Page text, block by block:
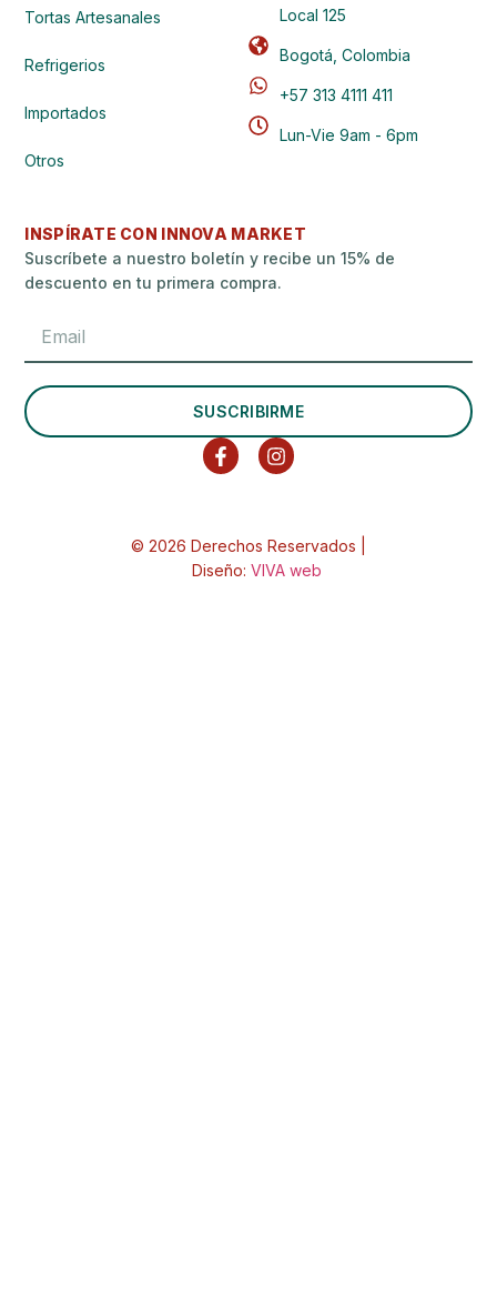
Tortas Artesanales
Refrigerios
Importados
Otros
Local 125
Bogotá, Colombia
+57 313 4111 411
Lun-Vie 9am - 6pm
INSPÍRATE CON INNOVA MARKET
Suscríbete a nuestro boletín y recibe un 15% de
descuento en tu primera compra.
SUSCRIBIRME
© 2026 Derechos Reservados |
Diseño: VIVA web